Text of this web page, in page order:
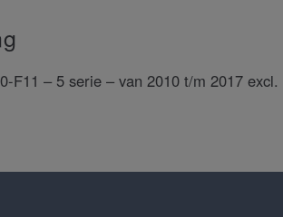
F11 – 5 serie – van 2010 t/m 2017 excl.